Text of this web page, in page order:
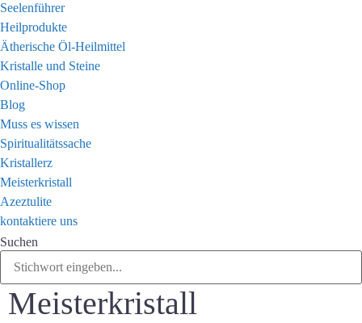
Seelenführer
Heilprodukte
Ätherische Öl-Heilmittel
Kristalle und Steine
Online-Shop
Blog
Muss es wissen
Spiritualitätssache
Kristallerz
Meisterkristall
Azeztulite
kontaktiere uns
Suchen
Meisterkristall